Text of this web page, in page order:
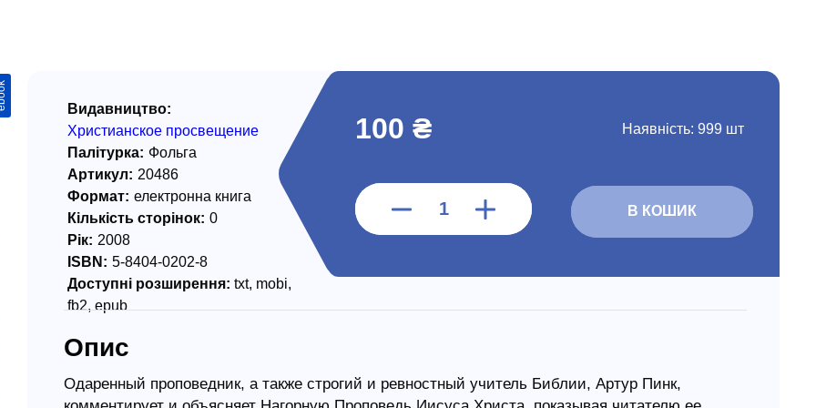
мовами
видання
традиції
Церкви
/ Харчування
100 ₴ Наявність: 999 шт
В КОШИК
Видавництво:
Христианское просвещение
Палітурка: Фольга
Артикул: 20486
Формат: електронна книга
Кількість сторінок: 0
Рік: 2008
ISBN: 5-8404-0202-8
Доступні розширення: txt, mobi,
fb2, epub
Опис
Одаренный проповедник, а также строгий и ревностный учитель Библии, Артур Пинк,